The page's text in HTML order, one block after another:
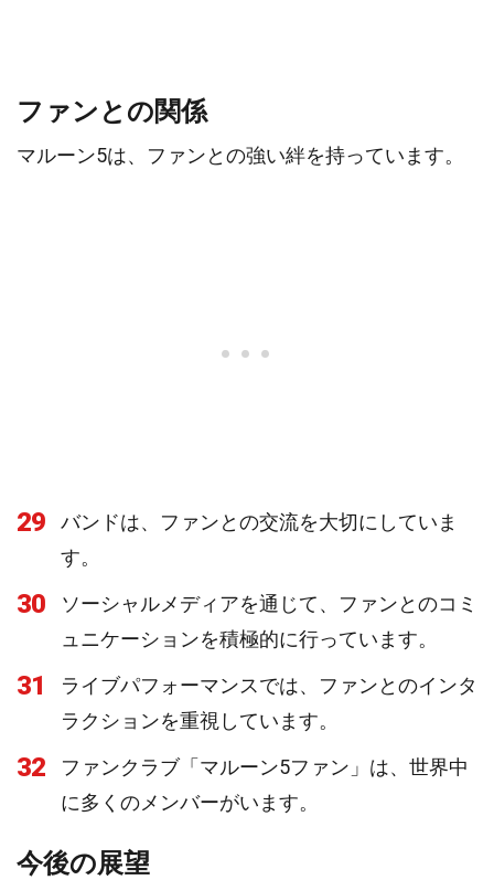
ファンとの関係
マルーン5は、ファンとの強い絆を持っています。
29
バンドは、ファンとの交流を大切にしていま
す。
30
ソーシャルメディアを通じて、ファンとのコミ
ュニケーションを積極的に行っています。
31
ライブパフォーマンスでは、ファンとのインタ
ラクションを重視しています。
32
ファンクラブ「マルーン5ファン」は、世界中
に多くのメンバーがいます。
今後の展望